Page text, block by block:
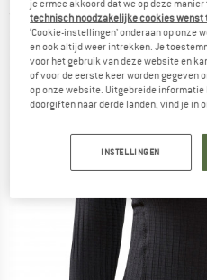
(0)
je ermee akkoord dat we op deze manier
technisch noodzakelijke cookies wenst
‘Cookie-instellingen’ onderaan op onze
en ook altijd weer intrekken. Je
voor het gebruik van deze website en
of voor de eerste keer worden gegeven
op onze website. Uitgebreide
doorgiften naar derde landen, vind je in
INSTELLINGEN